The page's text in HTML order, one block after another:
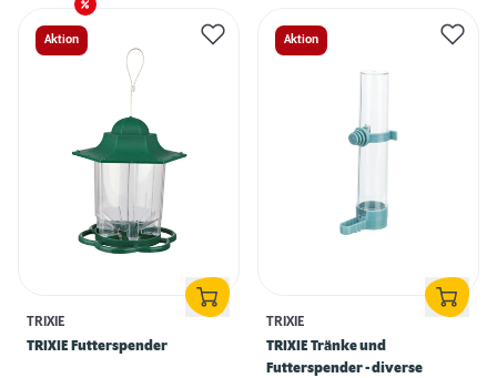
Aktion
TRIXIE
TRIXIE Futterspender
Aktion
TRIXIE
TRIXIE Tränke und
Futterspender - diverse